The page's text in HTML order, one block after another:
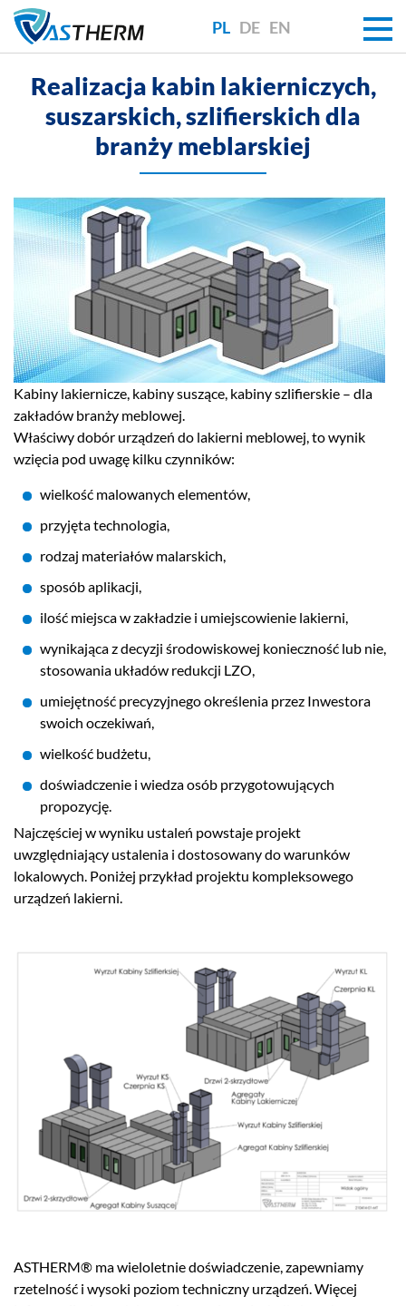
PL DE EN
Realizacja kabin lakierniczych,
suszarskich, szlifierskich dla
branży meblarskiej
Kabiny lakiernicze, kabiny suszące, kabiny szlifierskie – dla
zakładów branży meblowej.
Właściwy dobór urządzeń do lakierni meblowej, to wynik
wzięcia pod uwagę kilku czynników:
wielkość malowanych elementów,
przyjęta technologia,
rodzaj materiałów malarskich,
sposób aplikacji,
ilość miejsca w zakładzie i umiejscowienie lakierni,
wynikająca z decyzji środowiskowej konieczność lub nie,
stosowania układów redukcji LZO,
umiejętność precyzyjnego określenia przez Inwestora
swoich oczekiwań,
wielkość budżetu,
doświadczenie i wiedza osób przygotowujących
propozycję.
Najczęściej w wyniku ustaleń powstaje projekt
uwzględniający ustalenia i dostosowany do warunków
lokalowych. Poniżej przykład projektu kompleksowego
urządzeń lakierni.
ASTHERM® ma wieloletnie doświadczenie, zapewniamy
rzetelność i wysoki poziom techniczny urządzeń. Więcej